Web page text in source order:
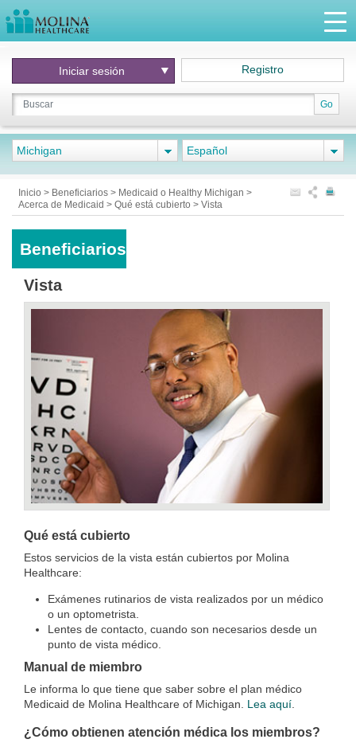
Go
Iniciar sesión Registro
Michigan Español
Inicio > Beneficiarios > Medicaid o Healthy Michigan >
Acerca de Medicaid > Qué está cubierto > Vista
Beneficiarios
Vista
Qué está cubierto
Estos servicios de la vista están cubiertos por Molina
Healthcare:
Exámenes rutinarios de vista realizados por un médico
o un optometrista.
Lentes de contacto, cuando son necesarios desde un
punto de vista médico.
Manual de miembro
Le informa lo que tiene que saber sobre el plan médico
Medicaid de Molina Healthcare of Michigan. Lea aquí.
¿Cómo obtienen atención médica los miembros?